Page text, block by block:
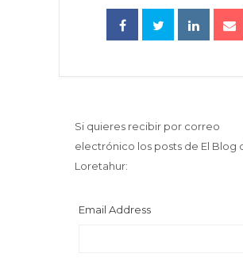
Si quieres recibir por correo
electrónico los posts de El Blog
Loretahur:
Email Address